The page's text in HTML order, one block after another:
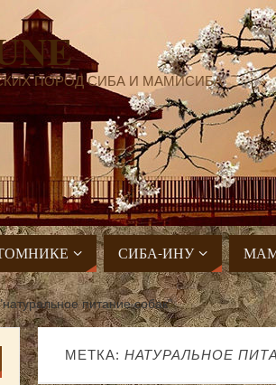
ПОРОД СИБА И МАМИСИБА
СИБА-ИНУ
питание собак"
МЕТКА: НАТУРАЛЬНОЕ